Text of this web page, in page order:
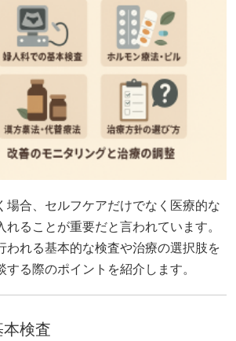
場合、セルフケアだけでなく医療的な
れることが重要だと言われています。
われる基本的な検査や治療の選択肢を
る際のポイントを紹介します。
検査